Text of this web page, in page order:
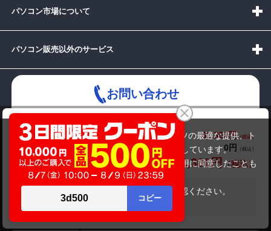
NEC Mate MKT44L-C（第12世代CPU）
商品価格(税込) 63,300円
64,800円
オプション小計価格(税込)
0円
商品合計価格(税込)
63,300円
在庫がありません
パソコン市場について
パソコン販売以外のサービス
お問い合わせ
受付時間：10:00~19:00(休業:日曜日)
メールでの
お問い合わせはこちら
当サイトでは利用体験の向上およびコンテンツの最適な提供、ト
ラフィックの分析を目的としてCookieを使用しています。
サイトの閲覧を継続された場合、Cookieの利用に同意したことも
のといたします。
をご確認ください。
承諾する